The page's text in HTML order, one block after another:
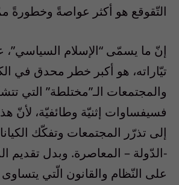
التّقوقع هو أكثر عواصةً وخطورةً
إنّ ما يسمّى “الإسلام السياسي”،
تيّاراته، هو أكبر خطر محدق في
والمجتمعات الـ”مختلطة” التي
فسيفساوات إثنيّة وطائفيّة، لأنّ
إلى تذرّر المجتمعات وتفكّك
-الدّولة – المعاصرة. وبدل تقديم
على النّظام والقانون الّتي يتساوى